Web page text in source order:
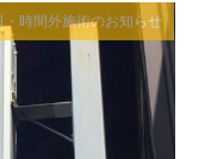
・時間外施術のお知らせ